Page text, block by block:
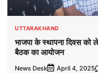
UTTARAKHAND
भाजपा के स्थापना दिवस को
बैठक का आयोजन
News Desk April 4, 2025